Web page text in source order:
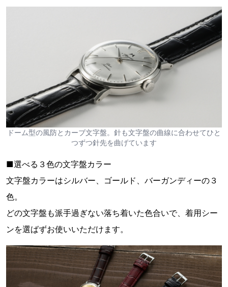
ドーム型の風防とカーブ文字盤。針も文字盤の曲線に合わせてひと
つずつ針先を曲げています
■選べる３色の文字盤カラー
文字盤カラーはシルバー、ゴールド、バーガンディーの３
色。
どの文字盤も派手過ぎない落ち着いた色合いで、着用シー
ンを選ばずお使いいただけます。